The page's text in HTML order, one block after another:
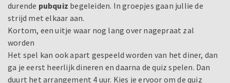
durende pubquiz begeleiden. In groepjes gaan jullie de
strijd met elkaar aan.
Kortom, een uitje waar nog lang over nagepraat zal
worden
Het spel kan ook apart gespeeld worden van het diner, dan
ga je eerst heerlijk dineren en daarna de quiz spelen. Dan
duurt het arrangement 4 uur. Kies je ervoor om de quiz